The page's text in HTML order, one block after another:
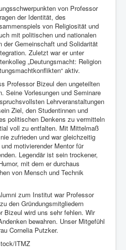
von Professor
der Identität, des
von Religiosität und
mit politischen und nationalen
der Gemeinschaft und Solidarität
Zuletzt war er unter
„Deutungsmacht: Religion
aktiv.
Professor Bizeul den ungeteilten
Seine Vorlesungen und Seminare
Lehrveranstaltungen
Ziel, den Studentinnen und
politischen Denkens zu vermitteln
voll zu entfalten. Mit Mittelmaß
zufrieden und war gleichzeitig
motivierender Mentor für
Legendär ist sein trockener,
mit dem er durchaus
von Mensch und Technik
zum Institut war Professor
den Gründungsmitgliedern
Bizeul wird uns sehr fehlen. Wir
bewahren. Unser Mitgefühl
Cornelia Putzker.
ITMZ